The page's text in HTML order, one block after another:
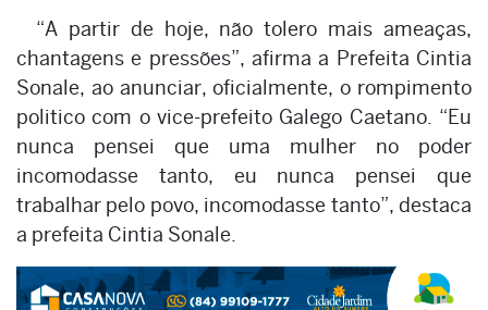
“A partir de hoje, não tolero mais ameaças,
chantagens e pressões”, afirma a Prefeita Cintia
Sonale, ao anunciar, oficialmente, o rompimento
politico com o vice-prefeito Galego Caetano. “Eu
nunca pensei que uma mulher no poder
incomodasse tanto, eu nunca pensei que
trabalhar pelo povo, incomodasse tanto”, destaca
a prefeita Cintia Sonale.